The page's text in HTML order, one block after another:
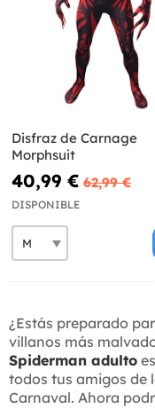
Disfraz de Carnage
Morphsuit
40,99 € 62,99 €
DISPONIBLE
¿Estás preparado
villanos más
Spiderman adulto
todos tus amigos de
Carnaval. Ahora